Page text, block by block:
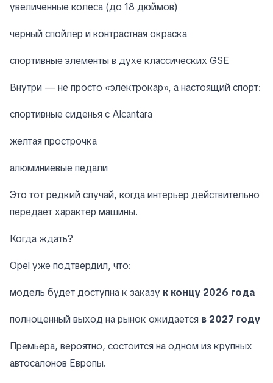
увеличенные колеса (до 18 дюймов)
черный спойлер и контрастная окраска
спортивные элементы в духе классических GSE
Внутри — не просто «электрокар», а настоящий спорт:
спортивные сиденья с Alcantara
желтая прострочка
алюминиевые педали
Это тот редкий случай, когда интерьер действительно
передает характер машины.
Когда ждать?
Opel уже подтвердил, что:
модель будет доступна к заказу к концу 2026 года
полноценный выход на рынок ожидается в 2027 году
Премьера, вероятно, состоится на одном из крупных
автосалонов Европы.